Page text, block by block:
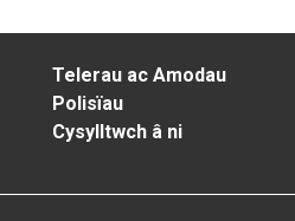
Telerau ac Amodau
Polisïau
Cysylltwch â ni